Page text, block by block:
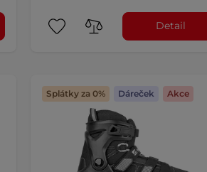
Detail
Splátky za 0% Dáreček Akce